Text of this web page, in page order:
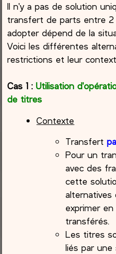
s
s
a
g
e
Il n'y a pas de solution
transfert de parts entre
adopter dépend de la
Voici les différentes
restrictions et leur
Cas 1 :Utilisation
de titres
Contexte
Transfert
Pour un
avec des
cette
alternatives
exprimer
transférés.
Les titres
liés par